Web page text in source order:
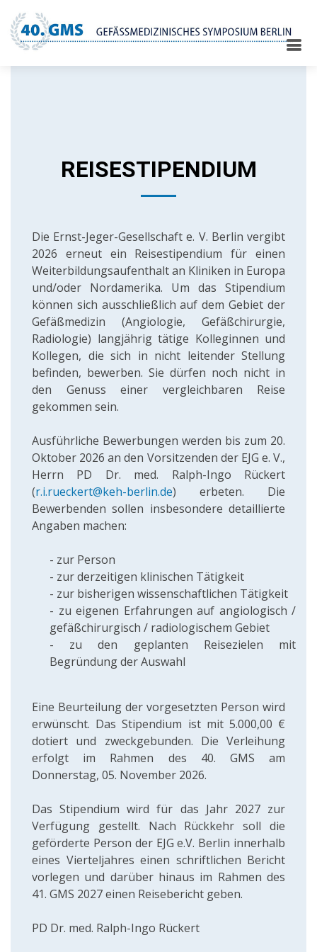
REISESTIPENDIUM
Die Ernst-Jeger-Gesellschaft e. V. Berlin vergibt
2026 erneut ein Reisestipendium für einen
Weiterbildungsaufenthalt an Kliniken in Europa
und/oder Nordamerika. Um das Stipendium
können sich ausschließlich auf dem Gebiet der
Gefäßmedizin (Angiologie, Gefäßchirurgie,
Radiologie) langjährig tätige Kolleginnen und
Kollegen, die sich in nicht leitender Stellung
befinden, bewerben. Sie dürfen noch nicht in
den Genuss einer vergleichbaren Reise
gekommen sein.
Ausführliche Bewerbungen werden bis zum 20.
Oktober 2026 an den Vorsitzenden der EJG e. V.,
Herrn PD Dr. med. Ralph-Ingo Rückert
(r.i.rueckert@keh-berlin.de) erbeten. Die
Bewerbenden sollen insbesondere detaillierte
Angaben machen:
- zur Person
- zur derzeitigen klinischen Tätigkeit
- zur bisherigen wissenschaftlichen Tätigkeit
- zu eigenen Erfahrungen auf angiologisch /
gefäßchirurgisch / radiologischem Gebiet
- zu den geplanten Reisezielen mit
Begründung der Auswahl
Eine Beurteilung der vorgesetzten Person wird
erwünscht. Das Stipendium ist mit 5.000,00 €
dotiert und zweckgebunden. Die Verleihung
erfolgt im Rahmen des 40. GMS am
Donnerstag, 05. November 2026.
Das Stipendium wird für das Jahr 2027 zur
Verfügung gestellt. Nach Rückkehr soll die
geförderte Person der EJG e.V. Berlin innerhalb
eines Vierteljahres einen schriftlichen Bericht
vorlegen und darüber hinaus im Rahmen des
41. GMS 2027 einen Reisebericht geben.
PD Dr. med. Ralph-Ingo Rückert